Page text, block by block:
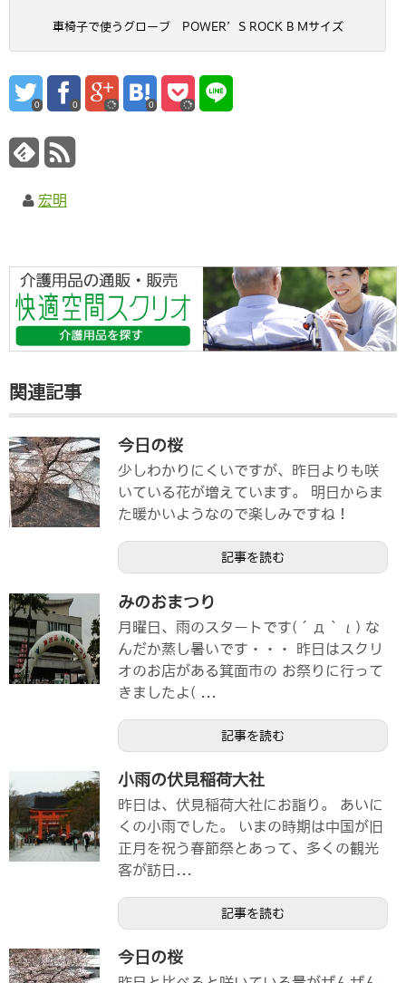
車椅子で使うグローブ POWER’S ROCK B Mサイズ
0 0 0
宏明
関連記事
今日の桜
少しわかりにくいですが、昨日よりも咲
いている花が増えています。 明日からま
た暖かいようなので楽しみですね！
記事を読む
みのおまつり
月曜日、雨のスタートです(´д｀ι) な
んだか蒸し暑いです・・・ 昨日はスクリ
オのお店がある箕面市の お祭りに行って
きましたよ( ...
記事を読む
小雨の伏見稲荷大社
昨日は、伏見稲荷大社にお詣り。 あいに
くの小雨でした。 いまの時期は中国が旧
正月を祝う春節祭とあって、多くの観光
客が訪日...
記事を読む
今日の桜